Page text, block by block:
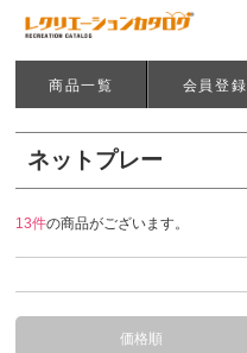
商品一覧 会員登録
ネットプレー
13件の商品がございます。
価格順